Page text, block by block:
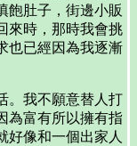
飽肚子，街邊小販
來時，那時我會挑
也已經因為我逐漸
。我不願意替人打
為富有所以擁有指
好像和一個出家人